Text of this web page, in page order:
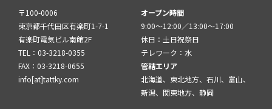
〒100-0006
東京都千代田区有楽町1-7-1
有楽町電気ビル南館2F
TEL：03-3218-0355
FAX：03-3218-0655
info[at]tattky.com
オープン時間
9:00～12:00／13:00～17:00
休日：土日祝祭日
テレワーク：水
管轄エリア
北海道、東北地方、石川、富山、
新潟、関東地方、静岡